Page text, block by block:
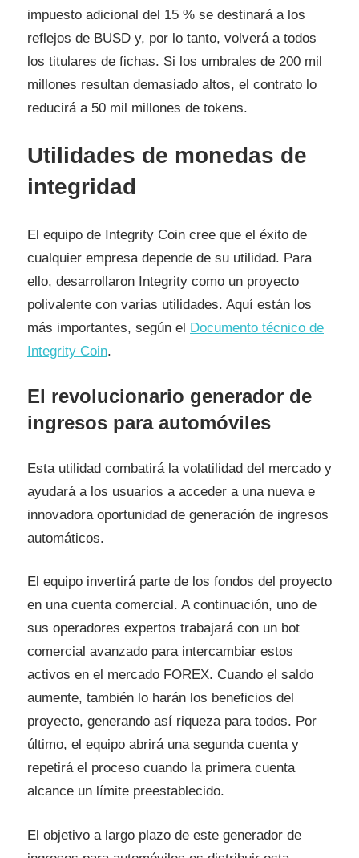
impuesto adicional del 15 % se destinará a los
reflejos de BUSD y, por lo tanto, volverá a todos
los titulares de fichas. Si los umbrales de 200 mil
millones resultan demasiado altos, el contrato lo
reducirá a 50 mil millones de tokens.
Utilidades de monedas de
integridad
El equipo de Integrity Coin cree que el éxito de
cualquier empresa depende de su utilidad. Para
ello, desarrollaron Integrity como un proyecto
polivalente con varias utilidades. Aquí están los
más importantes, según el Documento técnico de
Integrity Coin.
El revolucionario generador de
ingresos para automóviles
Esta utilidad combatirá la volatilidad del mercado y
ayudará a los usuarios a acceder a una nueva e
innovadora oportunidad de generación de ingresos
automáticos.
El equipo invertirá parte de los fondos del proyecto
en una cuenta comercial. A continuación, uno de
sus operadores expertos trabajará con un bot
comercial avanzado para intercambiar estos
activos en el mercado FOREX. Cuando el saldo
aumente, también lo harán los beneficios del
proyecto, generando así riqueza para todos. Por
último, el equipo abrirá una segunda cuenta y
repetirá el proceso cuando la primera cuenta
alcance un límite preestablecido.
El objetivo a largo plazo de este generador de